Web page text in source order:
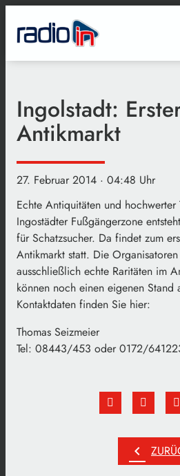
Ingolstadt:
Antikmarkt
27. Februar 2014 · 04:48 Uhr
Echte Antiquitäten und
Ingostädter Fußgängerzone
für Schatzsucher. Da findet zum
Antikmarkt statt. Die
ausschließlich echte Raritäten im
können noch einen eigenen
Kontaktdaten finden Sie hier:
Thomas Seizmeier
Tel: 08443/453 oder 0172/
chevron_left